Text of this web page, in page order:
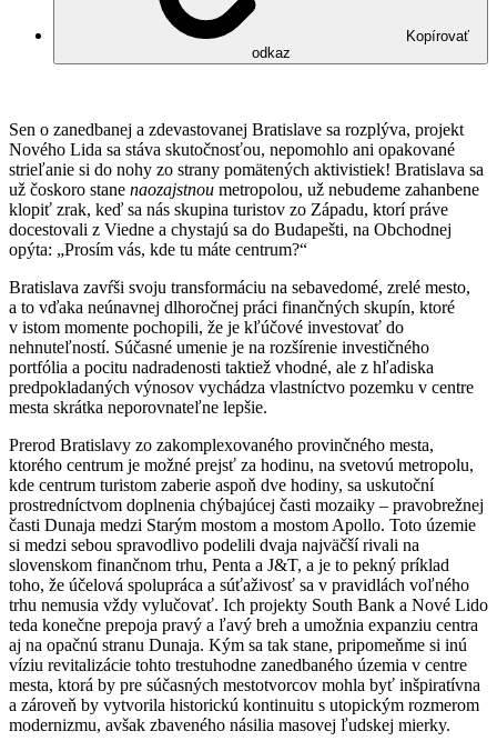
Kopírovať
odkaz
Sen o zanedbanej a zdevastovanej Bratislave sa rozplýva, projekt
Nového Lida sa stáva skutočnosťou, nepomohlo ani opakované
strieľanie si do nohy zo strany pomätených aktivistiek! Bratislava sa
už čoskoro stane naozajstnou metropolou, už nebudeme zahanbene
klopiť zrak, keď sa nás skupina turistov zo Západu, ktorí práve
docestovali z Viedne a chystajú sa do Budapešti, na Obchodnej
opýta: „Prosím vás, kde tu máte centrum?“
Bratislava zavŕši svoju transformáciu na sebavedomé, zrelé mesto,
a to vďaka neúnavnej dlhoročnej práci finančných skupín, ktoré
v istom momente pochopili, že je kľúčové investovať do
nehnuteľností. Súčasné umenie je na rozšírenie investičného
portfólia a pocitu nadradenosti taktiež vhodné, ale z hľadiska
predpokladaných výnosov vychádza vlastníctvo pozemku v centre
mesta skrátka neporovnateľne lepšie.
Prerod Bratislavy zo zakomplexovaného provinčného mesta,
ktorého centrum je možné prejsť za hodinu, na svetovú metropolu,
kde centrum turistom zaberie aspoň dve hodiny, sa uskutoční
prostredníctvom doplnenia chýbajúcej časti mozaiky – pravobrežnej
časti Dunaja medzi Starým mostom a mostom Apollo. Toto územie
si medzi sebou spravodlivo podelili dvaja najväčší rivali na
slovenskom finančnom trhu, Penta a J&T, a je to pekný príklad
toho, že účelová spolupráca a súťaživosť sa v pravidlách voľného
trhu nemusia vždy vylučovať. Ich projekty South Bank a Nové Lido
teda konečne prepoja pravý a ľavý breh a umožnia expanziu centra
aj na opačnú stranu Dunaja. Kým sa tak stane, pripomeňme si inú
víziu revitalizácie tohto trestuhodne zanedbaného územia v centre
mesta, ktorá by pre súčasných mestotvorcov mohla byť inšpiratívna
a zároveň by vytvorila historickú kontinuitu s utopickým rozmerom
modernizmu, avšak zbaveného násilia masovej ľudskej mierky.